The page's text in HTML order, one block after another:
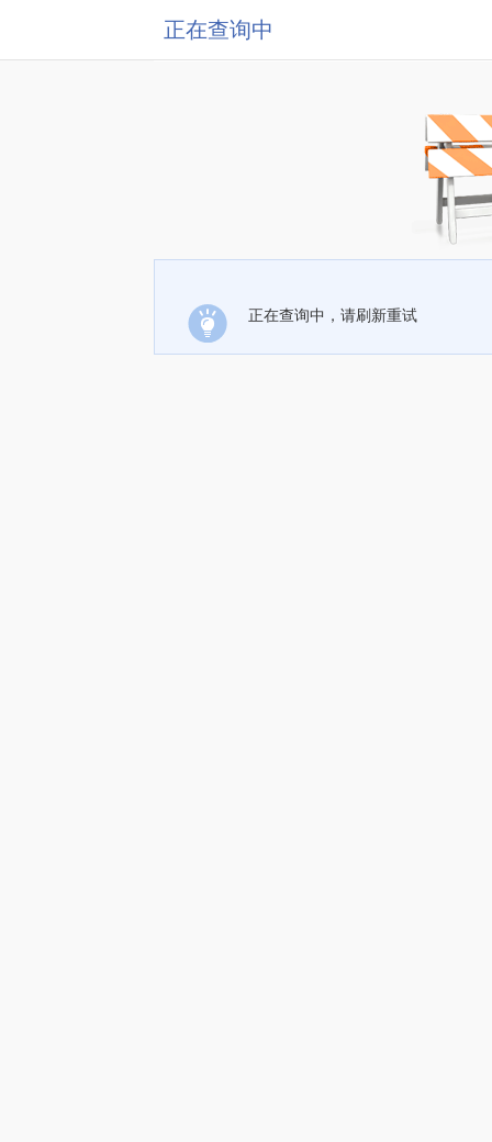
正在查询中
正在查询中，请刷新重试